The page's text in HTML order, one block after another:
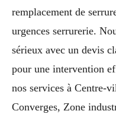
remplacement de
urgences serrurerie.
sérieux avec un devis
pour une intervention
nos services à Centre-
Converges, Zone